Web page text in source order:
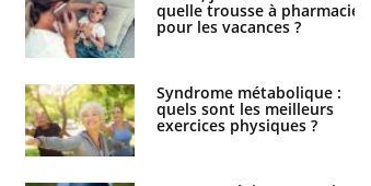
quelle trousse à pharmacie
pour les vacances ?
Syndrome métabolique :
quels sont les meilleurs
exercices physiques ?